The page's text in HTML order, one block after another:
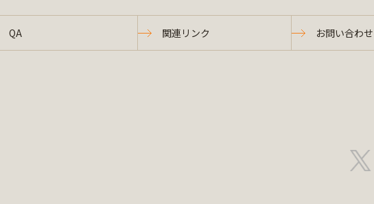
QA 関連リンク お問い合わせ